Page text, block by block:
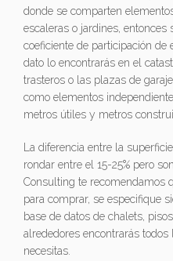
donde se comparten
escaleras o jardines,
coeficiente de participación de
dato lo encontrarás en el
trasteros o las plazas de
como elementos
metros útiles y metros
La diferencia entre la
rondar entre el 15-25% pero
Consulting te recomendamos
para comprar, se especifique
base de datos de chalets,
alrededores encontrarás
necesitas.